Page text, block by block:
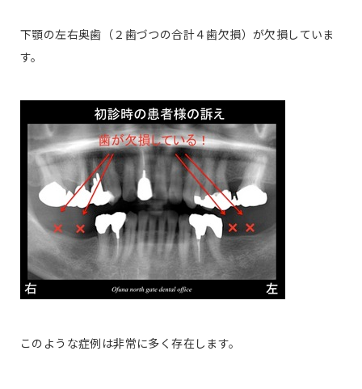
下顎の左右奥歯（２歯づつの合計４歯欠損）が欠損していま
す。
このような症例は非常に多く存在します。